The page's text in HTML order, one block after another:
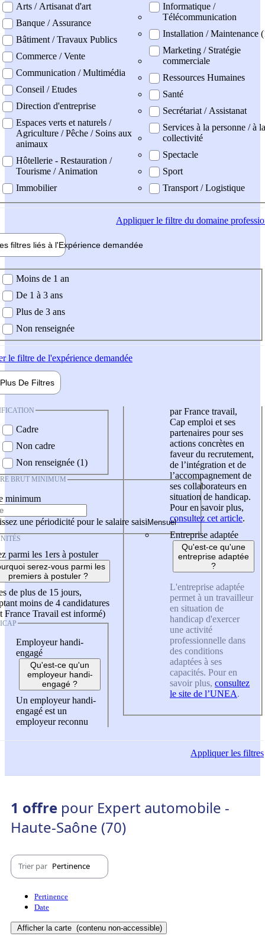
Arts / Artisanat d'art
Banque / Assurance
Bâtiment / Travaux Publics
Commerce / Vente
Communication / Multimédia
Conseil / Etudes
Direction d'entreprise
Espaces verts et naturels /
Agriculture / Pêche / Soins aux
animaux
Hôtellerie - Restauration /
Tourisme / Animation
Immobilier
Informatique /
Télécommunication
Installation / Maintenance
Marketing / Stratégie
commerciale
Ressources Humaines
Santé
Secrétariat / Assistanat
Services à la personne / à la
collectivité
Spectacle
Sport
Transport / Logistique
Appliquerle filtre du domaine
filtres liés à l'Expérience demandée
demandée
Moins de 1 an
De 1 à 3 ans
Plus de 3 ans
Non renseignée
le filtre de l'expérience demandée
Plus De Filtres
Cadre
Non cadre
Non renseignée (1)
BRUT MINIMUM
minimum
une périodicité pour le salaire saisi
parmi les 1ers à postuler
serez-vous parmi les
premiers à postuler ?
de plus de 15 jours,
moins de 4 candidatures
France Travail est informé)
Employeur handi-
engagé
Qu'est-ce qu'un
employeur handi-
engagé ?
Un employeur handi-
engagé est un
employeur reconnu
par France travail,
Cap emploi et ses
partenaires pour ses
actions concrètes en
faveur du recrutement,
de l’intégration et de
l’accompagnement de
ses collaborateurs en
situation de handicap.
Pour en savoir plus,
consultez cet article.
Entreprise adaptée
Qu'est-ce qu'une
entreprise adaptée
?
L'entreprise adaptée
permet à un travailleur
en situation de
handicap d'exercer
une activité
professionnelle dans
des conditions
adaptées à ses
capacités. Pour en
savoir plus, consultez
le site de l’UNEA.
Appliquerles filtres
1 offre pour Expert automobile -
Haute-Saône (70)
Trier par Pertinence
Pertinence
Date
Afficher la carte (contenu non-accessible)